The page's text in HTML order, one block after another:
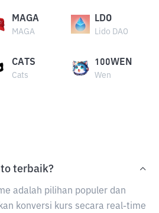
MAGA
MAGA
LDO
Lido DAO
CATS
Cats
100WEN
Wen
terbaik?
adalah pilihan populer dan
konversi kurs secara real-time